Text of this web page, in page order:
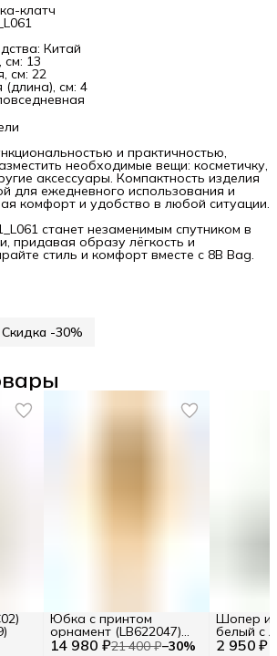
клатч
Китай
см: 13
см: 22
(длина), см: 4
и практичностью,
необходимые вещи: косметичку,
аксессуары. Компактность изделия
для ежедневного использования и
комфорт и удобство в любой ситуации.
станет незаменимым спутником в
придавая образу лёгкость и
стиль и комфорт вместе с 8B Bag.
Скидка -30%
14 980 ₽21 400 ₽−30%
Юбка с принтом
орнамент (LB622047)
Размер S (INT) Цв. 2 950 ₽
Шопер из
белый с
BA23-06